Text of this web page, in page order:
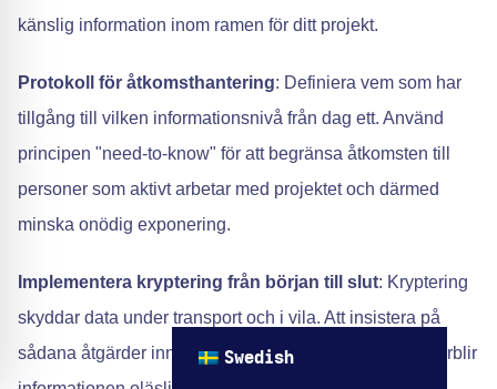
känslig information inom ramen för ditt projekt.
Protokoll för åtkomsthantering: Definiera vem som har
tillgång till vilken informationsnivå från dag ett. Använd
principen "need-to-know" för att begränsa åtkomsten till
personer som aktivt arbetar med projektet och därmed
minska onödig exponering.
Implementera kryptering från början till slut: Kryptering
skyddar data under transport och i vila. Att insistera på
sådana åtgärder innebär att även om data avlyssnas förblir
Swedish